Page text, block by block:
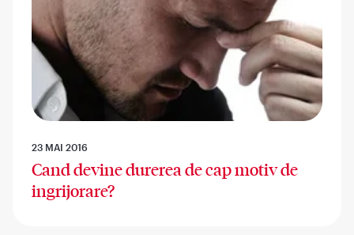
23 MAI 2016
Cand devine durerea de cap motiv de
ingrijorare?